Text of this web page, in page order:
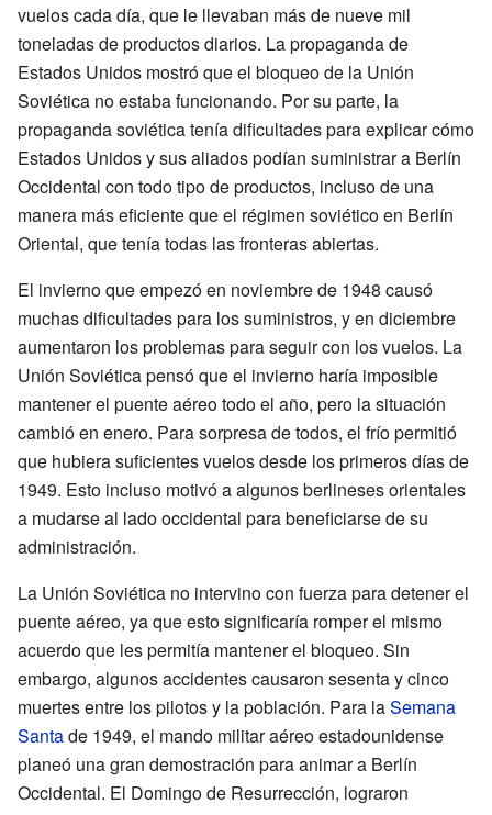
vuelos cada día, que le llevaban más de nueve mil
toneladas de productos diarios. La propaganda de
Estados Unidos mostró que el bloqueo de la Unión
Soviética no estaba funcionando. Por su parte, la
propaganda soviética tenía dificultades para explicar cómo
Estados Unidos y sus aliados podían suministrar a Berlín
Occidental con todo tipo de productos, incluso de una
manera más eficiente que el régimen soviético en Berlín
Oriental, que tenía todas las fronteras abiertas.
El invierno que empezó en noviembre de 1948 causó
muchas dificultades para los suministros, y en diciembre
aumentaron los problemas para seguir con los vuelos. La
Unión Soviética pensó que el invierno haría imposible
mantener el puente aéreo todo el año, pero la situación
cambió en enero. Para sorpresa de todos, el frío permitió
que hubiera suficientes vuelos desde los primeros días de
1949. Esto incluso motivó a algunos berlineses orientales
a mudarse al lado occidental para beneficiarse de su
administración.
La Unión Soviética no intervino con fuerza para detener el
puente aéreo, ya que esto significaría romper el mismo
acuerdo que les permitía mantener el bloqueo. Sin
embargo, algunos accidentes causaron sesenta y cinco
muertes entre los pilotos y la población. Para laSemana
Santade 1949, el mando militar aéreo estadounidense
planeó una gran demostración para animar a Berlín
Occidental. El Domingo de Resurrección, lograron